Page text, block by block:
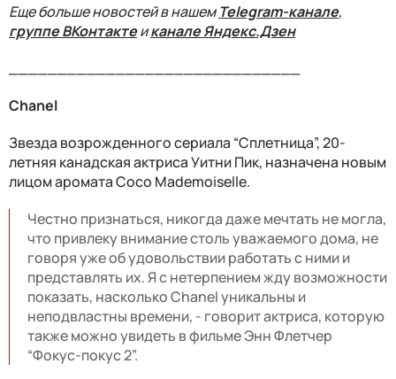
Еще больше новостей в нашемTelegram-канале,
группе ВКонтактеиканале Яндекс.Дзен
Chanel
Звезда возрожденного сериала “Сплетница”, 20-
летняя канадская актриса Уитни Пик, назначена новым
лицом аромата Coco Mademoiselle.
Честно признаться, никогда даже мечтать не могла,
что привлеку внимание столь уважаемого дома, не
говоря уже об удовольствии работать с ними и
представлять их. Я с нетерпением жду возможности
показать, насколько Chanel уникальны и
неподвластны времени, - говорит актриса, которую
также можно увидеть в фильме Энн Флетчер
“Фокус-покус 2”.